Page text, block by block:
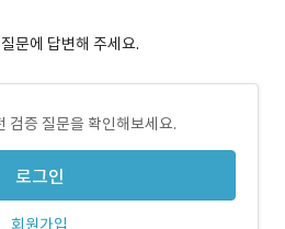
문에 답변해 주세요.
검증 질문을 확인해보세요.
로그인
회원가입